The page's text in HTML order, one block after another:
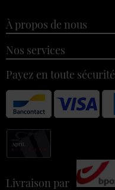
À propos de nous
Nos services
Payez en toute sécurité
Livraison par